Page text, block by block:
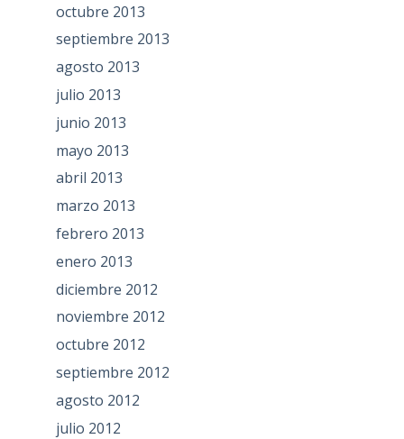
octubre 2013
septiembre 2013
agosto 2013
julio 2013
junio 2013
mayo 2013
abril 2013
marzo 2013
febrero 2013
enero 2013
diciembre 2012
noviembre 2012
octubre 2012
septiembre 2012
agosto 2012
julio 2012